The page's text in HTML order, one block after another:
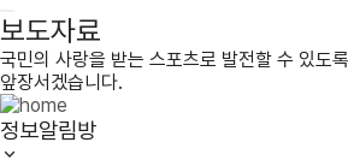
보도자료
국민의 사랑을 받는 스포츠로 발전할 수 있도
앞장서겠습니다.
정보알림방